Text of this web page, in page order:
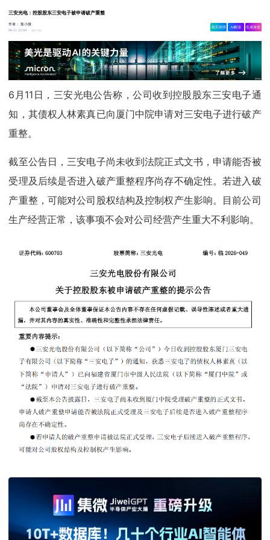
三安光电：控股股东三安电子被申请破产重整
作者：集小微
06-11 22:04
1.6w
相关舆情 AI解读 生成海报
6月11日，三安光电公告称，公司收到控股股东三安电子通
知，其债权人林素真已向厦门中院申请对三安电子进行破产
重整。
截至公告日，三安电子尚未收到法院正式文书，申请能否被
受理及后续是否进入破产重整程序尚存不确定性。若进入破
产重整，可能对公司股权结构及控制权产生影响。目前公司
生产经营正常，该事项不会对公司经营产生重大不利影响。